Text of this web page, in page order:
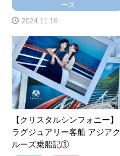
ーズ
2024.11.16
【クリスタルシンフォニー】
ラグジュアリー客船 アジアク
ルーズ乗船記①